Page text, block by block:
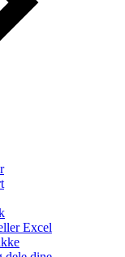
Excel